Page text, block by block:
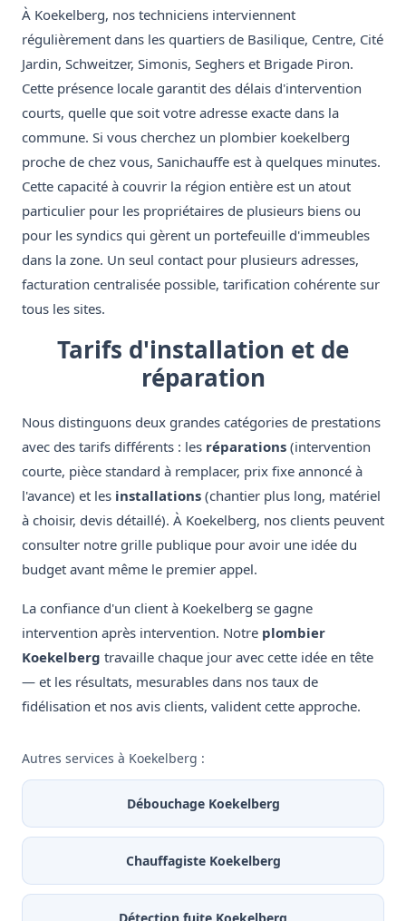
À Koekelberg, nos techniciens interviennent
régulièrement dans les quartiers de Basilique, Centre, Cité
Jardin, Schweitzer, Simonis, Seghers et Brigade Piron.
Cette présence locale garantit des délais d'intervention
courts, quelle que soit votre adresse exacte dans la
commune. Si vous cherchez un plombier koekelberg
proche de chez vous, Sanichauffe est à quelques minutes.
Cette capacité à couvrir la région entière est un atout
particulier pour les propriétaires de plusieurs biens ou
pour les syndics qui gèrent un portefeuille d'immeubles
dans la zone. Un seul contact pour plusieurs adresses,
facturation centralisée possible, tarification cohérente sur
tous les sites.
Tarifs d'installation et de
réparation
Nous distinguons deux grandes catégories de prestations
avec des tarifs différents : les réparations (intervention
courte, pièce standard à remplacer, prix fixe annoncé à
l'avance) et les installations (chantier plus long, matériel
à choisir, devis détaillé). À Koekelberg, nos clients peuvent
consulter notre grille publique pour avoir une idée du
budget avant même le premier appel.
La confiance d'un client à Koekelberg se gagne
intervention après intervention. Notre plombier
Koekelberg travaille chaque jour avec cette idée en tête
— et les résultats, mesurables dans nos taux de
fidélisation et nos avis clients, valident cette approche.
Autres services à Koekelberg :
Débouchage Koekelberg
Chauffagiste Koekelberg